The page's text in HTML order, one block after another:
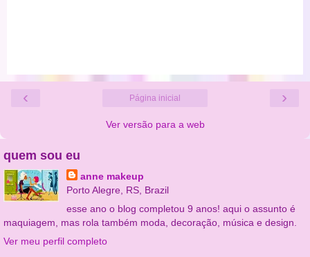
‹ ›
Página inicial
Ver versão para a web
quem sou eu
anne makeup
Porto Alegre, RS, Brazil
esse ano o blog completou 9 anos! aqui o assunto é
maquiagem, mas rola também moda, decoração, música e design.
Ver meu perfil completo